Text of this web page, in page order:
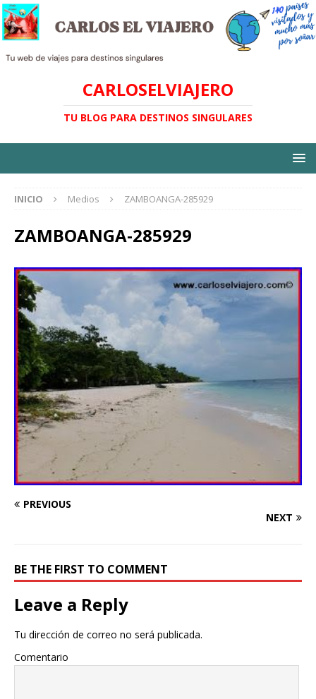
CARLOSELVIAJERO
TU BLOG PARA DESTINOS SINGULARES
INICIO Medios ZAMBOANGA-285929
ZAMBOANGA-285929
PREVIOUS
NEXT
BE THE FIRST TO COMMENT
Leave a Reply
Tu dirección de correo no será publicada.
Comentario